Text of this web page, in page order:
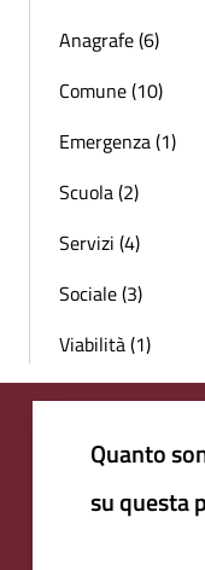
Anagrafe (6)
Comune (10)
Emergenza (1)
Scuola (2)
Servizi (4)
Sociale (3)
Viabilità (1)
Quanto
su questa